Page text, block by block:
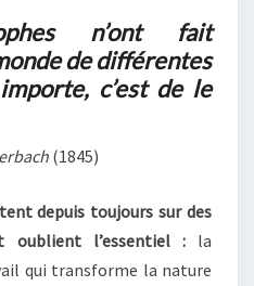
n’ont fait
de différentes
c’est de le
(1845)
depuis toujours sur des
oublient l’essentiel :la
qui transforme la nature